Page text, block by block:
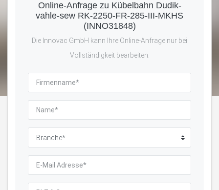
Online-Anfrage zu Kübelbahn Dudik-
vahle-sew RK-2250-FR-285-III-MKHS
(INNO31848)
Die Innovac GmbH kann Ihre Online-Anfrage nur bei
Vollständigkeit bearbeiten.